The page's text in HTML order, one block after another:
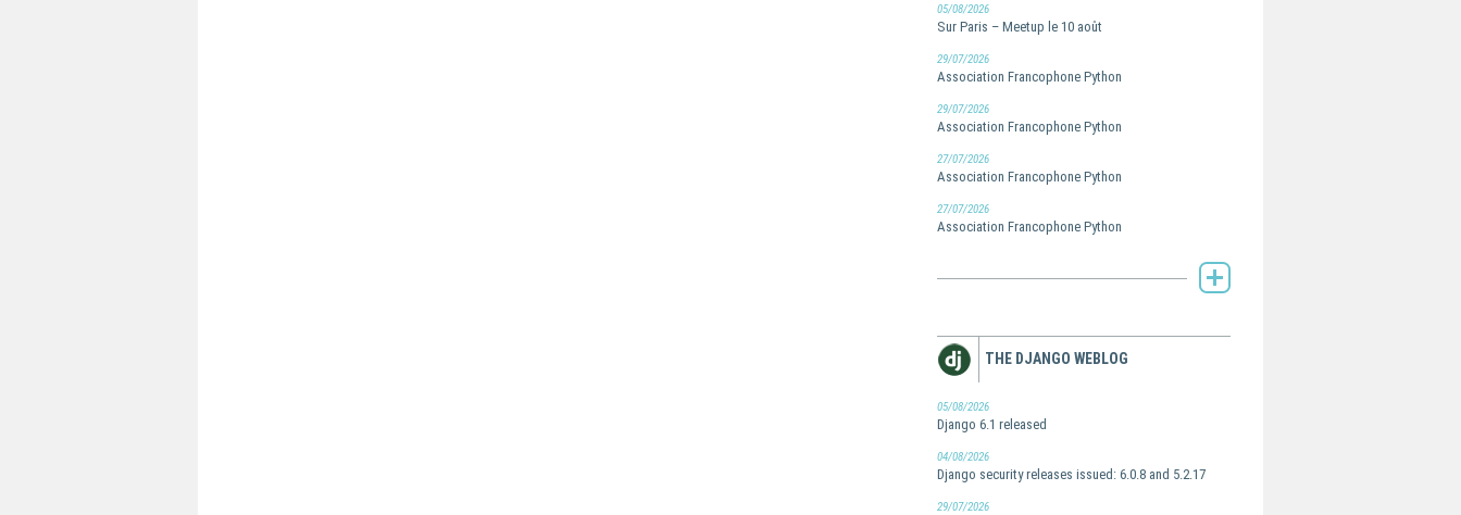
05/08/2026
Sur Paris – Meetup le 10 août
29/07/2026
Association Francophone Python
29/07/2026
Association Francophone Python
27/07/2026
Association Francophone Python
27/07/2026
Association Francophone Python
THE DJANGO WEBLOG
05/08/2026
Django 6.1 released
04/08/2026
Django security releases issued: 6.0.8 and 5.2.17
29/07/2026